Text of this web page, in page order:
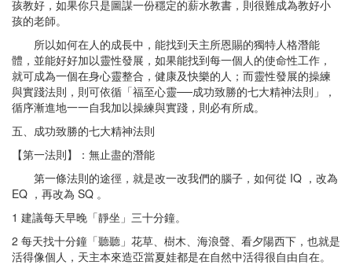
孩教好，如果你只是圖謀一份穩定的薪水教書，則很難成為教好小
孩的老師。
所以如何在人的成長中，能找到天主所恩賜的獨特人格潛能
體，並能好好加以靈性發展，如果能找到每一個人的使命性工作，
就可成為一個在身心靈整合，健康及快樂的人；而靈性發展的操練
與實踐法則，則可依循「福至心靈──成功致勝的七大精神法則」，
循序漸進地一一自我加以操練與實踐，則必有所成。
五、成功致勝的七大精神法則
【第一法則】：無止盡的潛能
第一條法則的途徑，就是改一改我們的腦子，如何從 IQ ，改為
EQ ，再改為 SQ 。
1 建議每天早晚「靜坐」三十分鐘。
2 每天找十分鐘「聽聽」花草、樹木、海浪聲、看夕陽西下，也就是
活得像個人，天主本來造亞當夏娃都是在自然中活得很自由自在。